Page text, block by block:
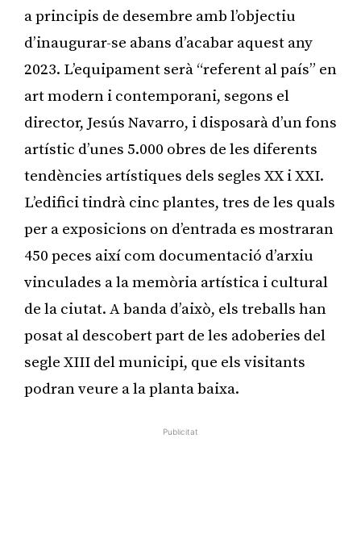
a principis de desembre amb l’objectiu
d’inaugurar-se abans d’acabar aquest any
2023. L’equipament serà “referent al país” en
art modern i contemporani, segons el
director, Jesús Navarro, i disposarà d’un fons
artístic d’unes 5.000 obres de les diferents
tendències artístiques dels segles XX i XXI.
L’edifici tindrà cinc plantes, tres de les quals
per a exposicions on d’entrada es mostraran
450 peces així com documentació d’arxiu
vinculades a la memòria artística i cultural
de la ciutat. A banda d’això, els treballs han
posat al descobert part de les adoberies del
segle XIII del municipi, que els visitants
podran veure a la planta baixa.
Publicitat